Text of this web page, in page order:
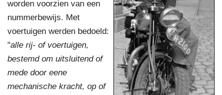
worden voorzien van een
nummerbewijs. Met
voertuigen werden bedoeld:
"alle rij- of voertuigen,
bestemd om uitsluitend of
mede door eene
mechanische kracht, op of